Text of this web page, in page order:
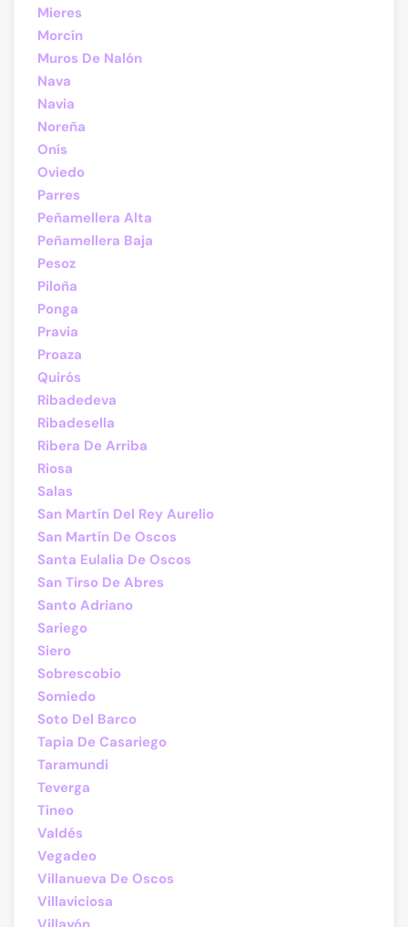
Mieres
Morcín
Muros De Nalón
Nava
Navia
Noreña
Onís
Oviedo
Parres
Peñamellera Alta
Peñamellera Baja
Pesoz
Piloña
Ponga
Pravia
Proaza
Quirós
Ribadedeva
Ribadesella
Ribera De Arriba
Riosa
Salas
San Martín Del Rey Aurelio
San Martín De Oscos
Santa Eulalia De Oscos
San Tirso De Abres
Santo Adriano
Sariego
Siero
Sobrescobio
Somiedo
Soto Del Barco
Tapia De Casariego
Taramundi
Teverga
Tineo
Valdés
Vegadeo
Villanueva De Oscos
Villaviciosa